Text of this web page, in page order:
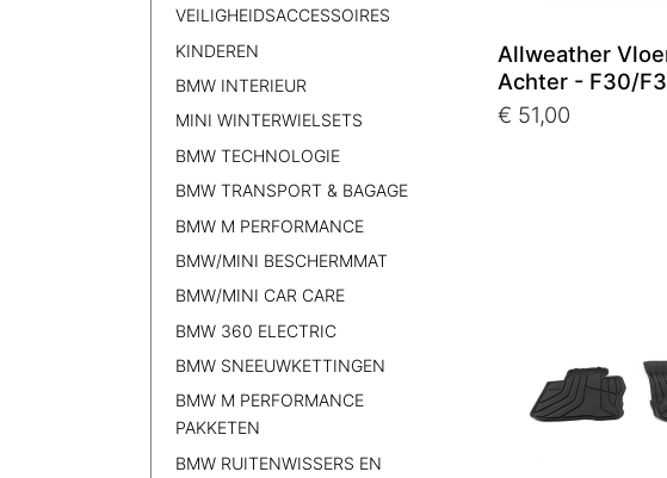
VEILIGHEIDSACCESSOIRES
KINDEREN
BMW INTERIEUR
MINI WINTERWIELSETS
BMW TECHNOLOGIE
BMW TRANSPORT & BAGAGE
BMW M PERFORMANCE
BMW/MINI BESCHERMMAT
BMW/MINI CAR CARE
BMW 360 ELECTRIC
BMW SNEEUWKETTINGEN
BMW M PERFORMANCE
PAKKETEN
BMW RUITENWISSERS EN
Allweather
Achter - F30/
€ 51,00